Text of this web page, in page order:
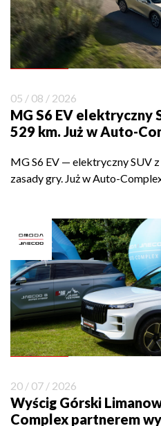
05 / 08 / 2026
MG S6 EV elektryczny
529 km. Już w Auto-
MG S6 EV — elektryczny SUV
zasady gry. Już w Auto-
20 / 07 / 2026
Wyścig Górski
Complex partnerem